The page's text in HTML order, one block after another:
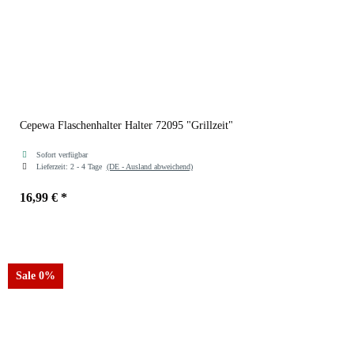
Cepewa Flaschenhalter Halter 72095 "Grillzeit"
Sofort verfügbar
Lieferzeit: 2 - 4 Tage (DE - Ausland abweichend)
16,99 € *
Sale 0%